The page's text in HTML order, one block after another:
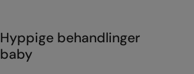
Hyppige behandlinger
baby